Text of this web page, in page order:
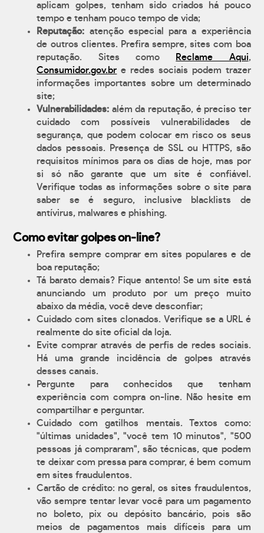
aplicam golpes, tenham sido criados há pouco
tempo e tenham pouco tempo de vida;
Reputação: atenção especial para a experiência
de outros clientes. Prefira sempre, sites com boa
reputação. Sites como
Reclame Aqui,
Consumidor.gov.br e redes sociais podem trazer
informações importantes sobre um determinado
site;
Vulnerabilidades: além da reputação, é preciso ter
cuidado com possíveis vulnerabilidades de
segurança, que podem colocar em risco os seus
dados pessoais. Presença de SSL ou HTTPS, são
requisitos mínimos para os dias de hoje, mas por
si só não garante que um site é confiável.
Verifique todas as informações sobre o site para
saber se é seguro, inclusive blacklists de
antívirus, malwares e phishing.
Como evitar golpes on-line?
Prefira sempre comprar em sites populares e de
boa reputação;
Tá barato demais? Fique antento! Se um site está
anunciando um produto por um preço muito
abaixo da média, você deve desconfiar;
Cuidado com sites clonados. Verifique se a URL é
realmente do site oficial da loja.
Evite comprar através de perfis de redes sociais.
Há uma grande incidência de golpes através
desses canais.
Pergunte para conhecidos que tenham
experiência com compra on-line. Não hesite em
compartilhar e perguntar.
Cuidado com gatilhos mentais. Textos como:
"últimas unidades", "você tem 10 minutos", "500
pessoas já compraram", são técnicas, que podem
te deixar com pressa para comprar, é bem comum
em sites fraudulentos.
Cartão de crédito: no geral, os sites fraudulentos,
vão sempre tentar levar você para um pagamento
no boleto, pix ou depósito bancário, pois são
meios de pagamentos mais difíceis para um